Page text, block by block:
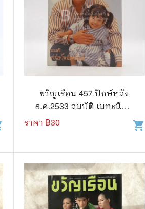
ขวัญเรือน 457 ปักษ์หลัง
ธ.ค.2533 สมบัติ เมทะนีกับ
ราคา ฿30 shopping_cart
🖥️ Computers & Technology
🧑‍🏫 Education & Teaching
🎶 Music & Movie
👪 Family and Relationships
🐕‍🦺 Animals
⚙️ Engineering & Transportation
⚖️ Law
👤 Biography